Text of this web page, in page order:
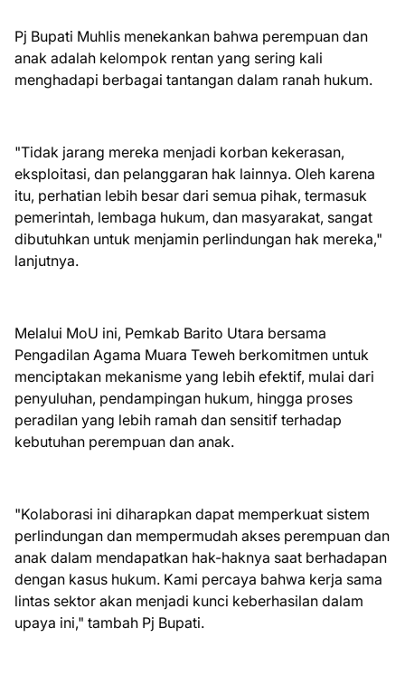
Pj Bupati Muhlis menekankan bahwa perempuan dan
anak adalah kelompok rentan yang sering kali
menghadapi berbagai tantangan dalam ranah hukum.
"Tidak jarang mereka menjadi korban kekerasan,
eksploitasi, dan pelanggaran hak lainnya. Oleh karena
itu, perhatian lebih besar dari semua pihak, termasuk
pemerintah, lembaga hukum, dan masyarakat, sangat
dibutuhkan untuk menjamin perlindungan hak mereka,"
lanjutnya.
Melalui MoU ini, Pemkab Barito Utara bersama
Pengadilan Agama Muara Teweh berkomitmen untuk
menciptakan mekanisme yang lebih efektif, mulai dari
penyuluhan, pendampingan hukum, hingga proses
peradilan yang lebih ramah dan sensitif terhadap
kebutuhan perempuan dan anak.
"Kolaborasi ini diharapkan dapat memperkuat sistem
perlindungan dan mempermudah akses perempuan dan
anak dalam mendapatkan hak-haknya saat berhadapan
dengan kasus hukum. Kami percaya bahwa kerja sama
lintas sektor akan menjadi kunci keberhasilan dalam
upaya ini," tambah Pj Bupati.